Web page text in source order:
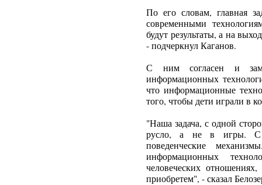
По его словам, главная
современными
будут результаты, а на
- подчеркнул Каганов.
С ним согласен и
информационных
что информационные
того, чтобы дети играли в
"Наша задача, с одной
русло, а не в игры. С
поведенческие
информационных
человеческих
приобретем", - сказал